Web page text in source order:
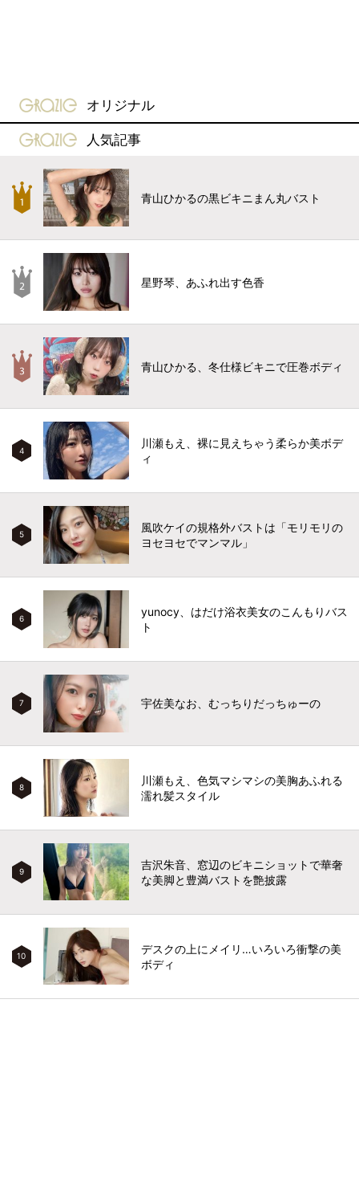
gravure-grazie
オリジナル
gravure-grazie
人気記事
青山ひかるの黒ビキニまん丸バスト
星野琴、あふれ出す色香
青山ひかる、冬仕様ビキニで圧巻ボディ
4
川瀬もえ、裸に見えちゃう柔らか美ボデ
ィ
5
風吹ケイの規格外バストは「モリモリの
ヨセヨセでマンマル」
6
yunocy、はだけ浴衣美女のこんもりバス
ト
7 宇佐美なお、むっちりだっちゅーの
8
川瀬もえ、色気マシマシの美胸あふれる
濡れ髪スタイル
9
吉沢朱音、窓辺のビキニショットで華奢
な美脚と豊満バストを艶披露
10
デスクの上にメイリ…いろいろ衝撃の美
ボディ